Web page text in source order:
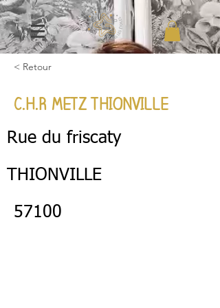
< Retour
C.H.R METZ THIONVILLE
Rue du friscaty
THIONVILLE
57100